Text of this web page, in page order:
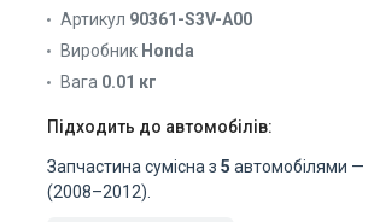
Артикул 90361-S3V-A00
Виробник Honda
Вага 0.01 кг
Підходить до автомобілів:
Запчастина сумісна з 5 автомобілями —
(2008–2012).